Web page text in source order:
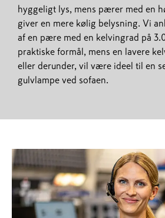
hyggeligt lys, mens pærer med en
giver en mere kølig belysning. Vi
af en pære med en kelvingrad på
praktiske formål, mens en lavere
eller derunder, vil være ideel til en
gulvlampe ved sofaen.